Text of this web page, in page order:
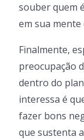
souber quem
em sua
Finalmente,
preocupação
dentro do
interessa é
fazer bons
que sustenta